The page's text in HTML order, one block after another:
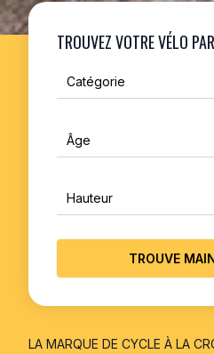
TROUVEZ VOTRE VÉLO
TROUVE
LA MARQUE DE CYCLE À LA